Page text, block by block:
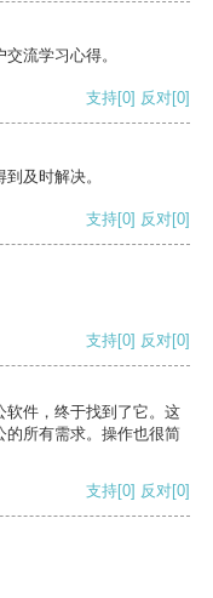
流学习心得。
支持[0] 反对[0]
及时解决。
支持[0] 反对[0]
支持[0] 反对[0]
软件，终于找到了它。这
的所有需求。操作也很简
支持[0] 反对[0]